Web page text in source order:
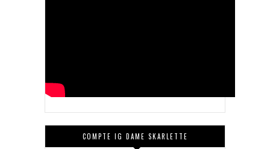
COMPTE IG DAME SKARLETTE